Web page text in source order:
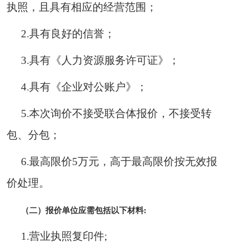
执照，且具有相应的经营范围；
2.具有良好的信誉；
3.具有《人力资源服务许可证》；
4.具有《企业对公账户》；
5.本次询价不接受联合体报价，不接受转
包、分包；
6.最高限价5万元，高于最高限价按无效报
价处理。
（二）报价单位应需包括以下材料:
1.营业执照复印件;